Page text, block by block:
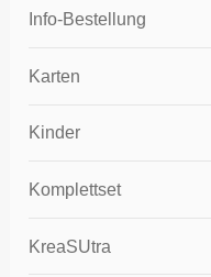
Info-Bestellung
Karten
Kinder
Komplettset
KreaSUtra